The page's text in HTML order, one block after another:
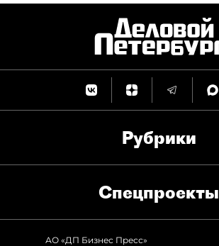
Рубрики
Спец­проекты
АО «ДП Бизнес Пресс»